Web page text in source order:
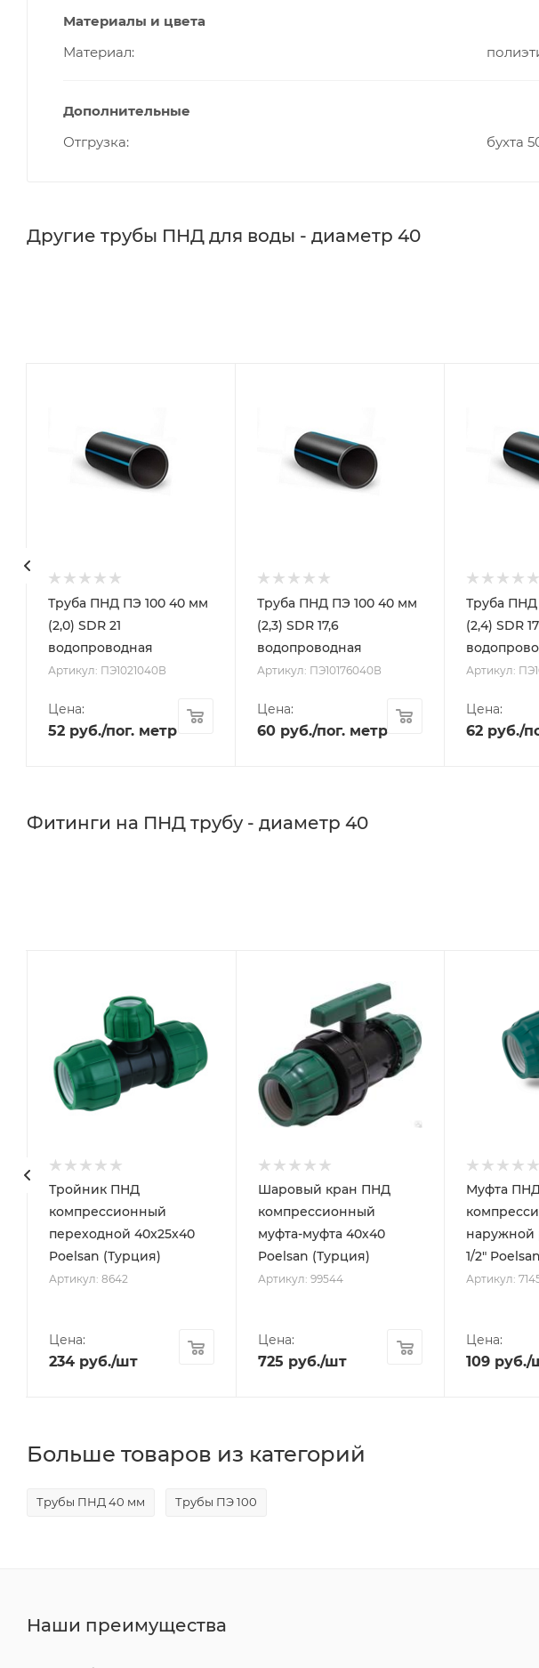
Материалы и цвета
Материал
Дополнительные
Отгрузка
бухта
Другие трубы ПНД для воды - диаметр 40
Труба ПНД ПЭ 100 40 мм
(2,0) SDR 21
водопроводная
Артикул: ПЭ1021040В
Цена:
52 руб./пог. метр
Труба ПНД ПЭ 100 40 мм
(2,3) SDR 17,6
водопроводная
Артикул: ПЭ10176040В
Цена:
60руб./пог. метр
Труба
(2,4) SDR 17
Артикул:
Цена:
62руб./
Фитинги на ПНД трубу - диаметр 40
Тройник ПНД
компрессионный
переходной 40x25x40
Poelsan (Турция)
Артикул: 8642
Цена:
234руб./шт
Шаровый кран ПНД
компрессионный
муфта-муфта 40х40
Poelsan (Турция)
Артикул: 99544
Цена:
725 руб./шт
Муфта
наружной
1/2"
Артикул:
Цена:
109 руб./
Больше товаров из категорий
Трубы ПНД 40 мм Трубы ПЭ 100
Наши преимущества